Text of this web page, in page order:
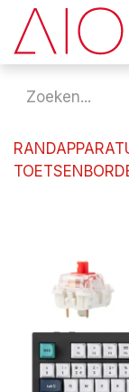
Overslaan naar